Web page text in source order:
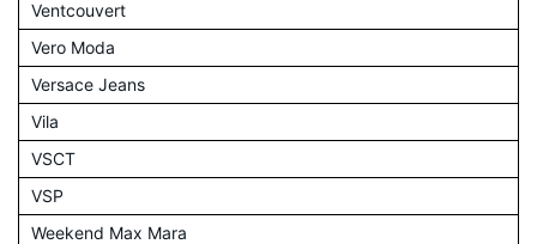
Ventcouvert
Vero Moda
Versace Jeans
Vila
VSCT
VSP
Weekend Max Mara